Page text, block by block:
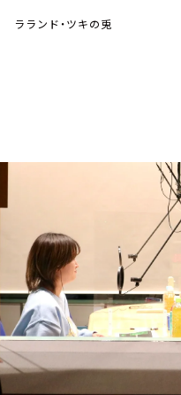
トピックス
イベント・グッズ
YouTube
会社情報
ラランド・ツキの兎